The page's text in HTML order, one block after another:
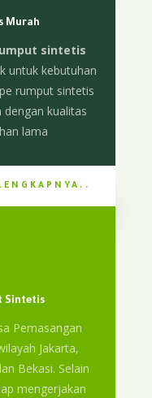
Murah
sintetis
untuk kebutuhan
rumput sintetis
kualitas
lama
Sintetis
Pemasangan
Jakarta,
Bekasi. Selain
mengerjakan